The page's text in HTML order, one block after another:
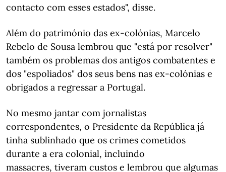
contacto com esses estados", disse.
Além do património das ex-colónias, Marcelo
Rebelo de Sousa lembrou que "está por resolver"
também os problemas dos antigos combatentes e
dos "espoliados" dos seus bens nas ex-colónias e
obrigados a regressar a Portugal.
No mesmo jantar com jornalistas
correspondentes, o Presidente da República já
tinha sublinhado que os crimes cometidos
durante a era colonial, incluindo
massacres, tiveram custos e lembrou que algumas